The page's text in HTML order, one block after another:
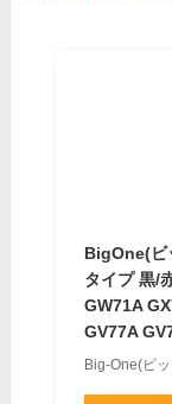
BigOne(ビ
タイプ 黒/
GW71A
GV77A
Big-One(ビ